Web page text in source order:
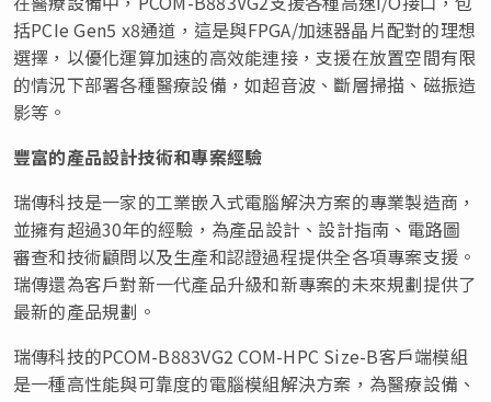
括PCIe Gen5 x8通道，這是與FPGA/加速器晶片配對的理想
選擇，以優化運算加速的高效能連接，支援在放置空間有限
的情況下部署各種醫療設備，如超音波、斷層掃描、磁振造
影等。
豐富的產品設計技術和專案經驗
瑞傳科技是一家的工業嵌入式電腦解決方案的專業製造商，
並擁有超過30年的經驗，為產品設計、設計指南、電路圖
審查和技術顧問以及生產和認證過程提供全各項專案支援。
瑞傳還為客戶對新一代產品升級和新專案的未來規劃提供了
最新的產品規劃。
瑞傳科技的PCOM-B883VG2 COM-HPC Size-B客戶端模組
是一種高性能與可靠度的電腦模組解決方案，為醫療設備、